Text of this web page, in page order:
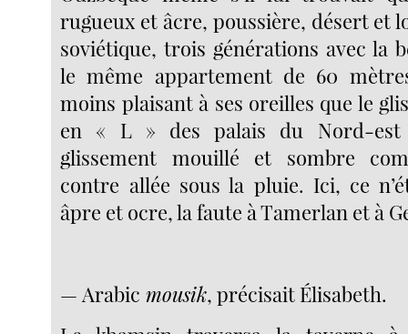
rugueux et âcre, poussière, désert et
soviétique, trois générations avec la
le même appartement de 60
moins plaisant à ses oreilles que le
en « L » des palais du Nord-est
glissement mouillé et sombre
contre allée sous la pluie. Ici, ce
âpre et ocre, la faute à Tamerlan et à
— Arabic mousik, précisait Élisabeth.